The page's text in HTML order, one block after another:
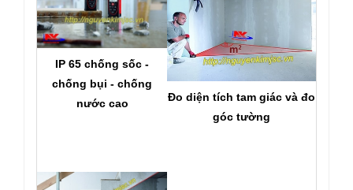
IP 65 chống sốc -
chống bụi - chống
nước cao
Đo diện tích tam giác và đo
góc tường